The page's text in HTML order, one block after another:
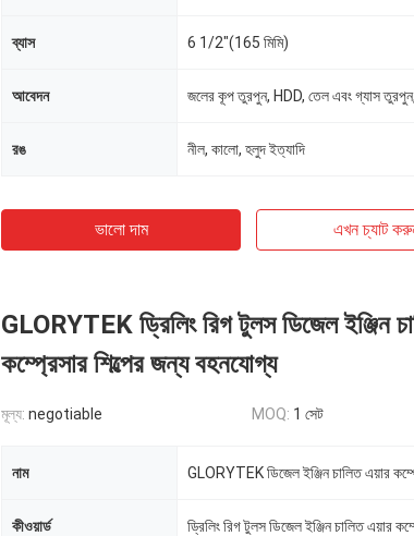
ব্যাস 6 1/2"(165 মিমি)
আবেদন
রঙ নীল, কালো, হলুদ ইত্যাদি
ভালো দাম এখন চ্যাট
GLORYTEK ড্রিলিং রিগ টুলস ডিজেল ইঞ্জিন
কম্প্রেসার শিল্পের জন্য বহনযোগ্য
মূল্য: negotiable MOQ: 1 সেট
নাম
কীওয়ার্ড ড্রিলিং রিগ টুলস ডিজেল ইঞ্জিন চালিত এয়ার